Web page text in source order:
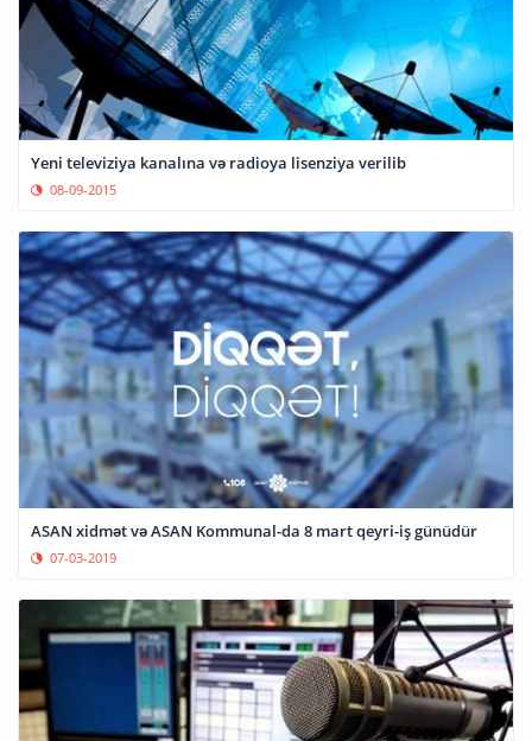
Yeni televiziya kanalına və radioya lisenziya verilib
08-09-2015
ASAN xidmət və ASAN Kommunal-da 8 mart qeyri-iş günüdür
07-03-2019